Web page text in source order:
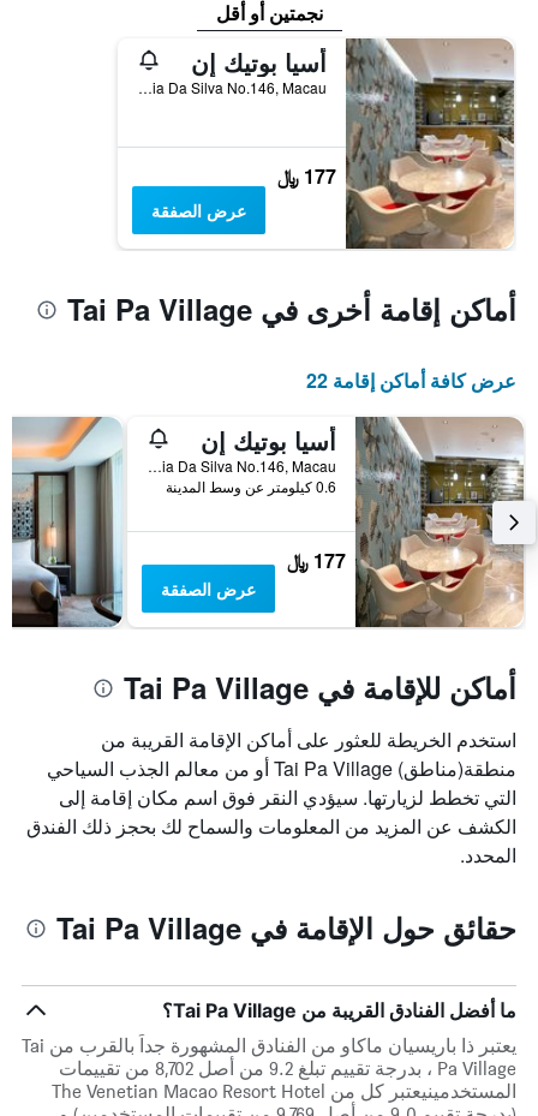
نجمتين أو أقل
أسيا بوتيك إن
Rua Correia Da Silva No.146, Macau
177 ﷼
عرض الصفقة
أماكن إقامة أخرى في Tai Pa Village
عرض كافة أماكن إقامة 22
أسيا بوتيك إن
Rua Correia Da Silva No.146, Macau
0.6 كيلومتر عن وسط المدينة
177 ﷼
عرض الصفقة
أماكن للإقامة في Tai Pa Village
استخدم الخريطة للعثور على أماكن الإقامة القريبة من
منطقة(مناطق) Tai Pa Village أو من معالم الجذب السياحي
التي تخطط لزيارتها. سيؤدي النقر فوق اسم مكان إقامة إلى
الكشف عن المزيد من المعلومات والسماح لك بحجز ذلك الفندق
المحدد.
حقائق حول الإقامة في Tai Pa Village
ما أفضل الفنادق القريبة من Tai Pa Village؟
يعتبر ذا باريسيان ماكاو من الفنادق المشهورة جداً بالقرب من Tai
Pa Village ، بدرجة تقييم تبلغ 9.2 من أصل 8,702 من تقييمات
المستخدمينيعتبر كل من The Venetian Macao Resort Hotel